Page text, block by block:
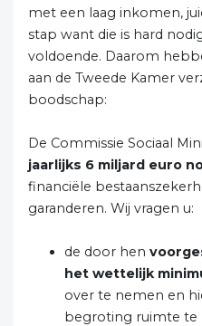
met een laag inkomen,
stap want die is hard
voldoende. Daarom
aan de Tweede Kamer
boodschap:
De Commissie Sociaal
jaarlijks 6 miljard euro
financiële
garanderen. Wij vragen u:
de door hen
het wettelijk
over te nemen en
begroting ruimte te